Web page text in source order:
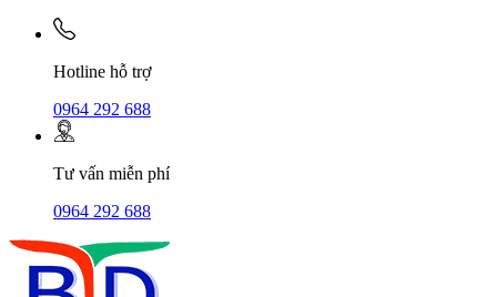
Hotline hỗ trợ
0964 292 688
Tư vấn miễn phí
0964 292 688